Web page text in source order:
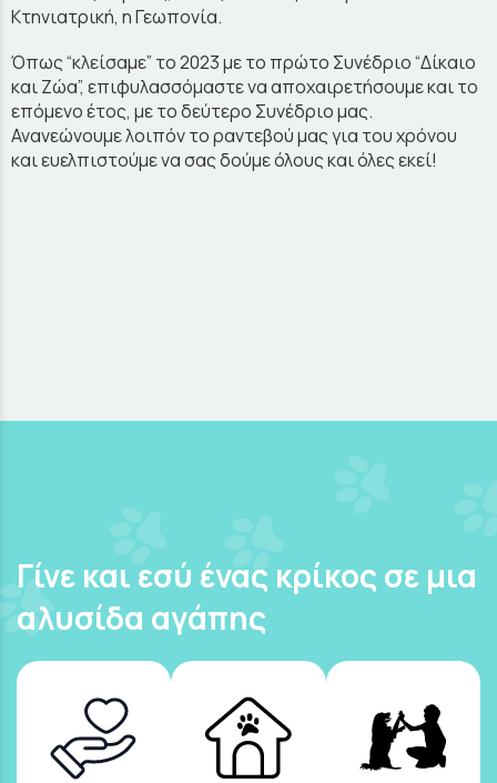
Κτηνιατρική, η Γεωπονία.
Όπως “κλείσαμε” το 2023 με το πρώτο Συνέδριο “Δίκαιο
και Ζώα”, επιφυλασσόμαστε να αποχαιρετήσουμε και το
επόμενο έτος, με το δεύτερο Συνέδριο μας.
Ανανεώνουμε λοιπόν το ραντεβού μας για του χρόνου
και ευελπιστούμε να σας δούμε όλους και όλες εκεί!
Γίνε και εσύ ένας κρίκος σε μια
αλυσίδα αγάπης